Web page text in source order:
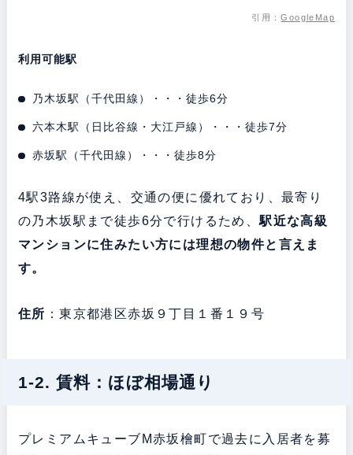
引用：GoogleMap
利用可能駅
乃木坂駅（千代田線）・・・徒歩6分
六本木駅（日比谷線・大江戸線）・・・徒歩7分
赤坂駅（千代田線）・・・徒歩8分
4駅3路線が使え、交通の便に優れており、最寄り
の乃木坂駅まで徒歩6分で行けるため、駅近な高級
マンションに住みたい方には理想の物件と言えま
す。
住所 ：東京都港区赤坂９丁目１番１９号
1-2. 賃料：ほぼ相場通り
プレミアムキューブM赤坂檜町で過去に入居者を募